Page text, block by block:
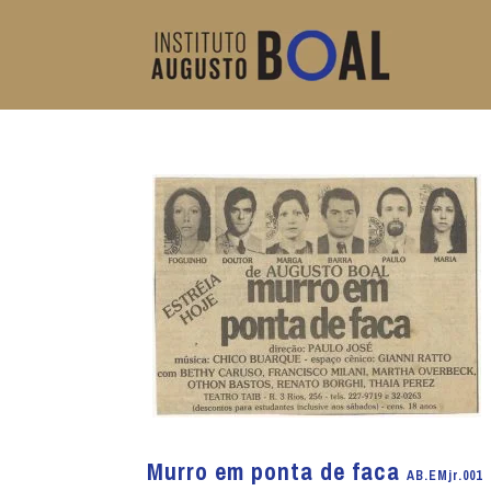
Murro em ponta de facaAB.EMjr.001